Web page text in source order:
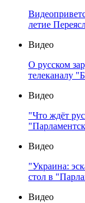
летие
Видео
О русском
телеканалу
Видео
"Что ждёт
Видео
"Украина:
стол в
Видео